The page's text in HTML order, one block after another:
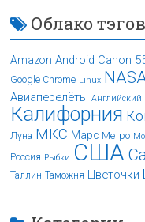
Облако тэгов
Amazon Android Canon
Google Chrome Linux
Авиаперелёты Английский
Калифорния
Луна МКС Марс Метро
Россия Рыбки США
Таллин Таможня Цветочки